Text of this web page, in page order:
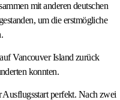
mit anderen deutschen
um die erstmögliche
Vancouver Island zurück
konnten.
perfekt. Nach zwei